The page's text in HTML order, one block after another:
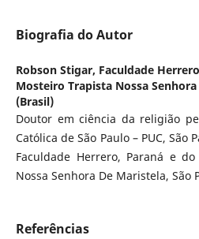
Biografia do Autor
Robson Stigar, Faculdade
Mosteiro Trapista Nossa
(Brasil)
Doutor em ciência da religião
Católica de São Paulo – PUC, São
Faculdade Herrero, Paraná e
Nossa Senhora De Maristela, São
Referências